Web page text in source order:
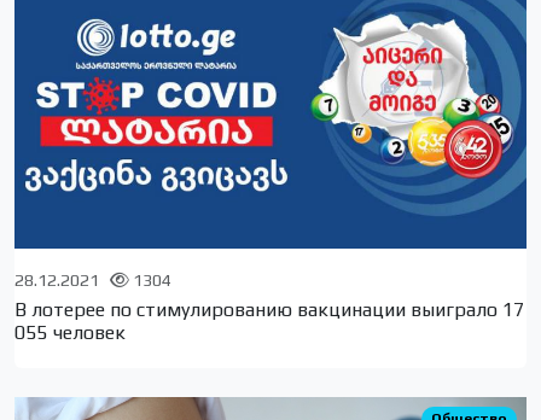
28.12.2021 1304
В лотерее по стимулированию вакцинации выиграло 17
055 человек